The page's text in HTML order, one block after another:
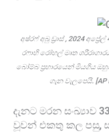
අෂ්රෆ් අබු ඩ්‍රාස් , 2024
රෆාහි රෝහල් මෘත
බෝම්බ ප්‍රහාරයෙන් මියගිය
ගැන වැලපෙයි. [AP
දැනට මරන සංඛ්‍යාව
වූවන් එකතු කල පසු,